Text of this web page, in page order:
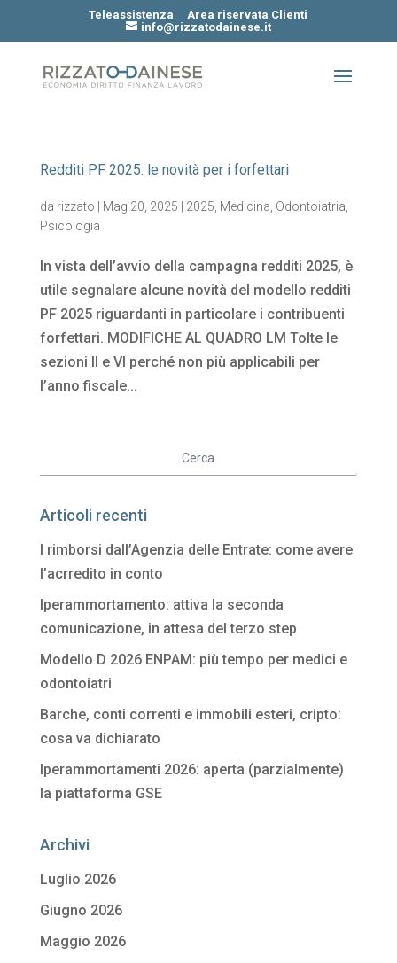
Teleassistenza
Area riservata Clienti
info@rizzatodainese.it
Redditi PF 2025: le novità per i forfettari
da rizzato Mag 20, 2025 2025 Medicina Odontoiatria
Psicologia
In vista dell’avvio della campagna redditi 2025, è
utile segnalare alcune novità del modello redditi
PF 2025 riguardanti in particolare i contribuenti
forfettari. MODIFICHE AL QUADRO LM Tolte le
sezioni II e VI perché non più applicabili per
l’anno fiscale...
Articoli recenti
I rimborsi dall’Agenzia delle Entrate: come avere
l’acrredito in conto
Iperammortamento: attiva la seconda
comunicazione, in attesa del terzo step
Modello D 2026 ENPAM: più tempo per medici e
odontoiatri
Barche, conti correnti e immobili esteri, cripto:
cosa va dichiarato
Iperammortamenti 2026: aperta (parzialmente)
la piattaforma GSE
Archivi
Luglio 2026
Giugno 2026
Maggio 2026